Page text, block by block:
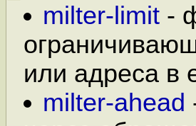
milter-limit-
или адреса в
milter-ahead